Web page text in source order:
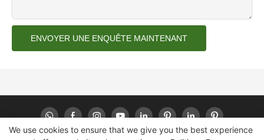
ENVOYER UNE ENQUÊTE MAINTENANT
We use cookies to ensure that we give you the best experience